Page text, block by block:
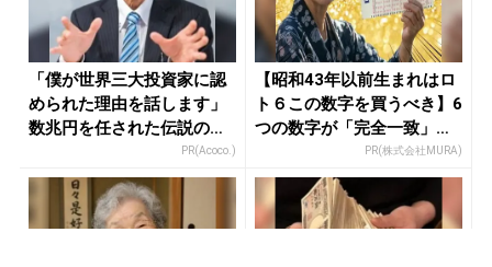
「僕が世界三大投資家に認
められた理由を話します」
数兆円を任された伝説の投
PR(Acoco.)
【昭和43年以前生まれはロ
ト６この数字を買うべき】6
つの数字が「完全一致」す
PR(株式会社MURA)